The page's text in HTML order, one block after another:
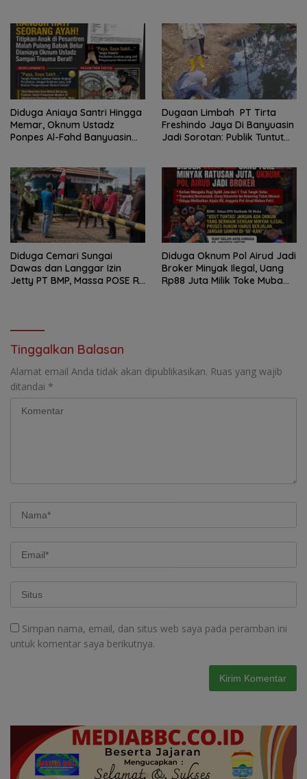
Diduga Aniaya Santri Hingga
Memar, Oknum Ustadz
Ponpes Al-Fahd Banyuasin
Dugaan Limbah PT Tirta
Freshindo Jaya Di Banyuasin
Jadi Sorotan: Publik Tuntut
Diduga Cemari Sungai
Dawas dan Langgar Izin
Jetty PT BMP, Massa POSE RI
Diduga Oknum Pol Airud Jadi
Broker Minyak Ilegal, Uang
Rp88 Juta Milik Toke Muba
Tinggalkan Balasan
Alamat email Anda tidak akan dipublikasikan. Ruas yang wajib
ditandai *
Simpan nama, email, dan situs web saya pada peramban ini
untuk komentar saya berikutnya.